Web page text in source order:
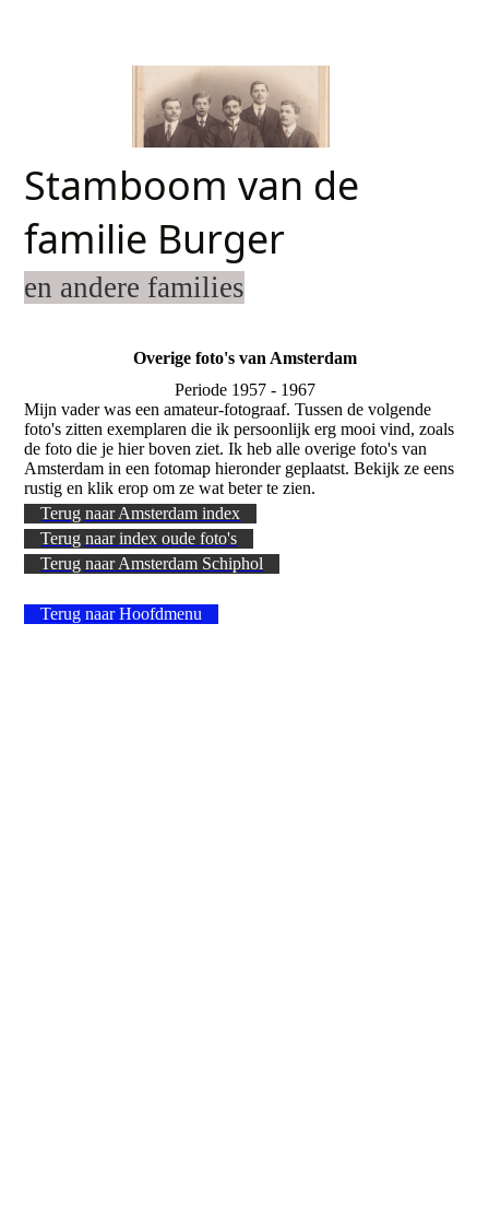
Stamboom van de
familie Burger
en andere families
Overige foto's van Amsterdam
Periode 1957 - 1967
Mijn vader was een amateur-fotograaf. Tussen de volgende
foto's zitten exemplaren die ik persoonlijk erg mooi vind, zoals
de foto die je hier boven ziet. Ik heb alle overige foto's van
Amsterdam in een fotomap hieronder geplaatst. Bekijk ze eens
rustig en klik erop om ze wat beter te zien.
Terug naar Amsterdam index
Terug naar index oude foto's
Terug naar Amsterdam Schiphol
Terug naar Hoofdmenu